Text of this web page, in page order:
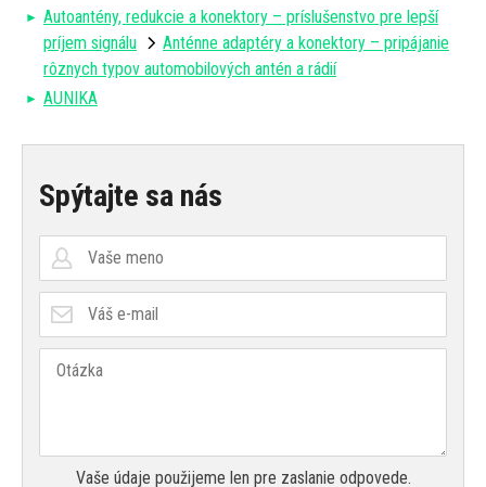
Autoantény, redukcie a konektory – príslušenstvo pre lepší
príjem signálu
Anténne adaptéry a konektory – pripájanie
rôznych typov automobilových antén a rádií
AUNIKA
Spýtajte sa nás
Vaše údaje použijeme len pre zaslanie odpovede.